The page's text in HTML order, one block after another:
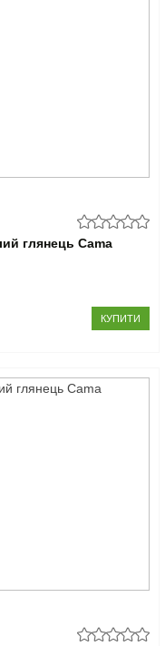
глянець Cama
КУПИТИ